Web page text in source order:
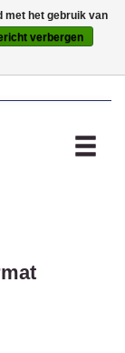
MIJN ACCOUNT
met het gebruik van
verbergen